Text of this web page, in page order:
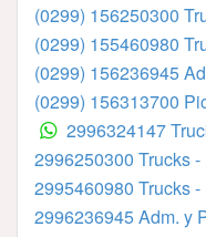
(0299) 156250300
(0299) 155460980
(0299) 156236945
(0299) 156313700
2996324147
2996250300 Trucks -
2995460980 Trucks -
2996236945 Adm. y